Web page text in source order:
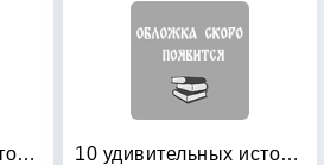
10 поучительных историй Энид Блайтон: Пособие по аналитическому чтению и аудированию 10 удивительных историй: Что такое хорошо и что такое плохо